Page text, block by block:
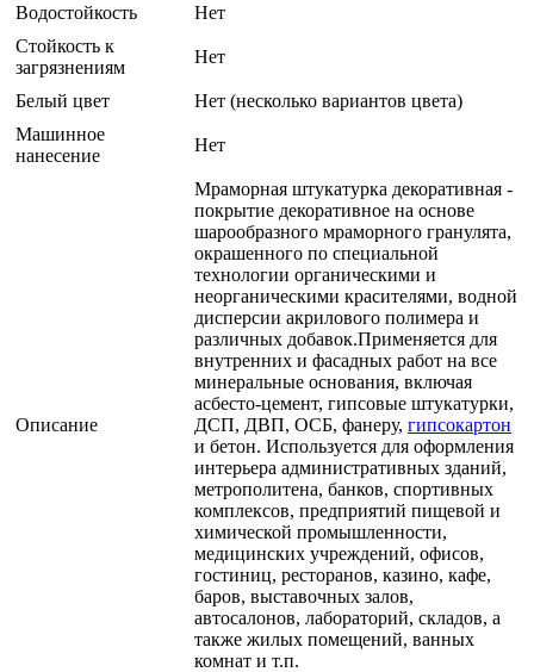
Водостойкость
Нет
Стойкость к
загрязнениям
Нет
Белый цвет
Нет (несколько вариантов цвета)
Машинное
нанесение
Нет
Описание
Мраморная штукатурка декоративная -
покрытие декоративное на основе
шарообразного мраморного гранулята,
окрашенного по специальной
технологии органическими и
неорганическими красителями, водной
дисперсии акрилового полимера и
различных добавок.Применяется для
внутренних и фасадных работ на все
минеральные основания, включая
асбесто-цемент, гипсовые штукатурки,
ДСП, ДВП, ОСБ, фанеру, гипсокартон
и бетон. Используется для оформления
интерьера административных зданий,
метрополитена, банков, спортивных
комплексов, предприятий пищевой и
химической промышленности,
медицинских учреждений, офисов,
гостиниц, ресторанов, казино, кафе,
баров, выставочных залов,
автосалонов, лабораторий, складов, а
также жилых помещений, ванных
комнат и т.п.